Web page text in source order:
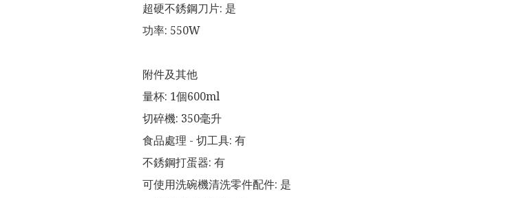
超硬不銹鋼刀片: 是
功率: 550W
附件及其他
量杯: 1個600ml
切碎機: 350毫升
食品處理 - 切工具: 有
不銹鋼打蛋器: 有
可使用洗碗機清洗零件配件: 是